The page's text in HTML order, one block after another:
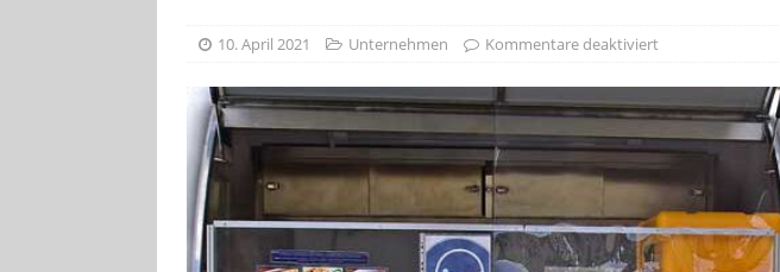
VERANSTALTUNGEN
ankommen
VERANSTALTUNGEN
[ 4. August 2026 ] Kanonendonner und
VERANSTALTUNGEN
[ 7. August 2026 ] Sommerabendmusik mit Pop und
10. April 2021 Unternehmen Kommentare deaktiviert